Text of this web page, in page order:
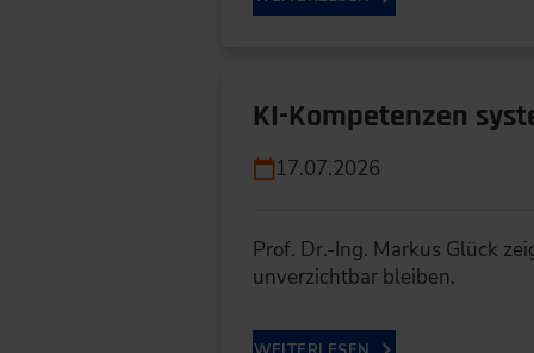
KI-Kompetenzen
17.07.2026
Prof. Dr.-Ing. Markus Glück
unverzichtbar bleiben.